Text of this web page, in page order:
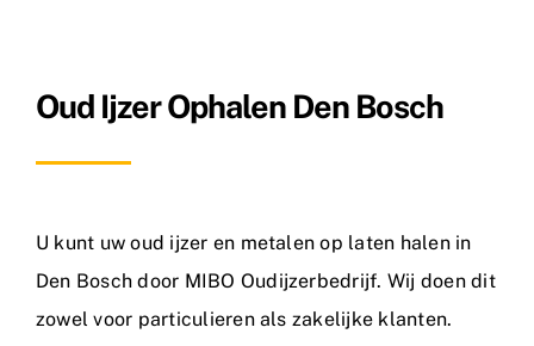
FAQ
Nieuws
Contact
Oud Ijzer Ophalen Den Bosch
U kunt uw oud ijzer en metalen op laten halen in
Den Bosch door MIBO Oudijzerbedrijf. Wij doen dit
zowel voor particulieren als zakelijke klanten.